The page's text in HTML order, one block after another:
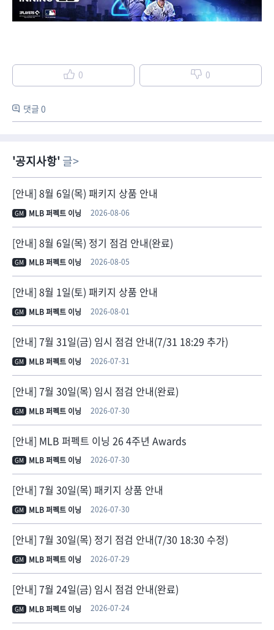
0 0
댓글 0
공지사항 글
[안내] 8월 6일(목) 패키지 상품 안내
GM MLB 퍼펙트 이닝 2026-08-06
[안내] 8월 6일(목) 정기 점검 안내(완료)
GM MLB 퍼펙트 이닝 2026-08-05
[안내] 8월 1일(토) 패키지 상품 안내
GM MLB 퍼펙트 이닝 2026-08-01
[안내] 7월 31일(금) 임시 점검 안내(7/31 18:29 추가)
GM MLB 퍼펙트 이닝 2026-07-31
[안내] 7월 30일(목) 임시 점검 안내(완료)
GM MLB 퍼펙트 이닝 2026-07-30
[안내] MLB 퍼펙트 이닝 26 4주년 Awards
GM MLB 퍼펙트 이닝 2026-07-30
[안내] 7월 30일(목) 패키지 상품 안내
GM MLB 퍼펙트 이닝 2026-07-30
[안내] 7월 30일(목) 정기 점검 안내(7/30 18:30 수정)
GM MLB 퍼펙트 이닝 2026-07-29
[안내] 7월 24일(금) 임시 점검 안내(완료)
GM MLB 퍼펙트 이닝 2026-07-24